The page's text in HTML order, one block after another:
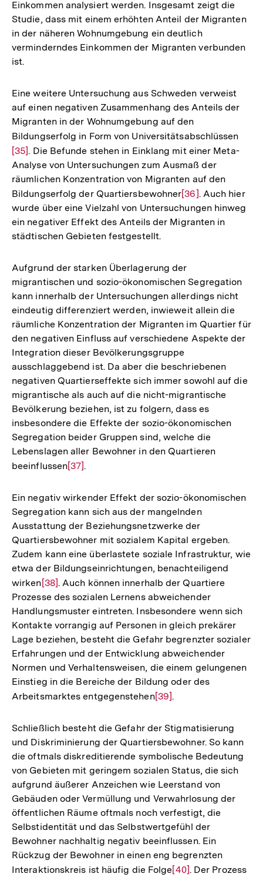
Fußnote
Einkommen analysiert werden. Insgesamt zeigt die
Studie, dass mit einem erhöhten Anteil der Migranten
in der näheren Wohnumgebung ein deutlich
verminderndes Einkommen der Migranten verbunden
ist.
Eine weitere Untersuchung aus Schweden verweist
auf einen negativen Zusammenhang des Anteils der
Migranten in der Wohnumgebung auf den
Bildungserfolg in Form von Universitätsabschlüssen
[35]. Die Befunde stehen in Einklang mit einer Meta-
Analyse von Untersuchungen zum Ausmaß der
räumlichen Konzentration von Migranten auf den
Bildungserfolg der QuartiersbewohnerZur
Auflösung
der
[36]. Auch hier
wurde über eine Vielzahl von Untersuchungen hinweg
ein negativer Effekt des Anteils der Migranten in
städtischen Gebieten festgestellt.
Aufgrund der starken Überlagerung der
migrantischen und sozio-ökonomischen Segregation
kann innerhalb der Untersuchungen allerdings nicht
eindeutig differenziert werden, inwieweit allein die
räumliche Konzentration der Migranten im Quartier für
den negativen Einfluss auf verschiedene Aspekte der
Integration dieser Bevölkerungsgruppe
ausschlaggebend ist. Da aber die beschriebenen
negativen Quartierseffekte sich immer sowohl auf die
migrantische als auch auf die nicht-migrantische
Bevölkerung beziehen, ist zu folgern, dass es
insbesondere die Effekte der sozio-ökonomischen
Segregation beider Gruppen sind, welche die
Lebenslagen aller Bewohner in den Quartieren
beeinflussenZur
der
Fußnote
[37].
Ein negativ wirkender Effekt der sozio-ökonomischen
Segregation kann sich aus der mangelnden
Ausstattung der Beziehungsnetzwerke der
Quartiersbewohner mit sozialem Kapital ergeben.
Zudem kann eine überlastete soziale Infrastruktur, wie
etwa der Bildungseinrichtungen, benachteiligend
wirkenZur
Auflösung
der
Fußnote
[38]. Auch können innerhalb der Quartiere
Prozesse des sozialen Lernens abweichender
Handlungsmuster eintreten. Insbesondere wenn sich
Kontakte vorrangig auf Personen in gleich prekärer
Lage beziehen, besteht die Gefahr begrenzter sozialer
Erfahrungen und der Entwicklung abweichender
Normen und Verhaltensweisen, die einem gelungenen
Einstieg in die Bereiche der Bildung oder des
Arbeitsmarktes entgegenstehenZur
der
Fußnote
[39].
Schließlich besteht die Gefahr der Stigmatisierung
und Diskriminierung der Quartiersbewohner. So kann
die oftmals diskreditierende symbolische Bedeutung
von Gebieten mit geringem sozialen Status, die sich
aufgrund äußerer Anzeichen wie Leerstand von
Gebäuden oder Vermüllung und Verwahrlosung der
öffentlichen Räume oftmals noch verfestigt, die
Selbstidentität und das Selbstwertgefühl der
Bewohner nachhaltig negativ beeinflussen. Ein
Rückzug der Bewohner in einen eng begrenzten
Interaktionskreis ist häufig die FolgeZur
[40]. Der Prozess